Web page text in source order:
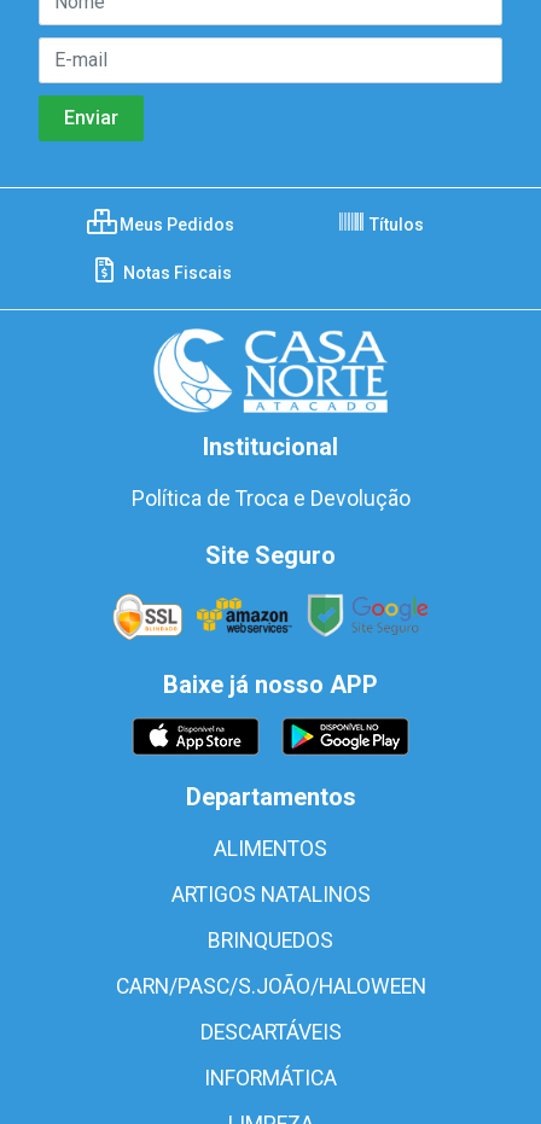
Meus Pedidos Títulos
Notas Fiscais
Institucional
Política de Troca e Devolução
Site Seguro
Baixe já nosso APP
Departamentos
ALIMENTOS
ARTIGOS NATALINOS
BRINQUEDOS
CARN/PASC/S.JOÃO/HALOWEEN
DESCARTÁVEIS
INFORMÁTICA